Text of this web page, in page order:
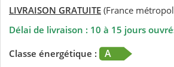
LIVRAISON GRATUITE (France
Délai de livraison : 10 à 15 jours
Classe énergétique :
A